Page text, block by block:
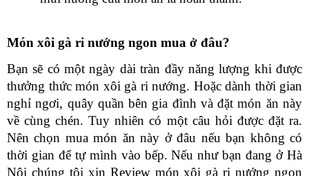
Món xôi gà ri nướng ngon mua ở đâu?
Bạn sẽ có một ngày dài tràn đầy năng lượng khi được
thưởng thức món xôi gà ri nướng. Hoặc dành thời gian
nghỉ ngơi, quây quần bên gia đình và đặt món ăn này
về cùng chén. Tuy nhiên có một câu hỏi được đặt ra.
Nên chọn mua món ăn này ở đâu nếu bạn không có
thời gian để tự mình vào bếp. Nếu như bạn đang ở Hà
Nội chúng tôi xin Review món xôi gà ri nướng ngon